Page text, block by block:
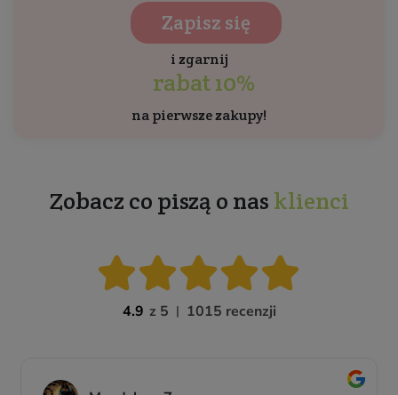
Zapisz się
i zgarnij
rabat 10%
na pierwsze zakupy!
Zobacz co piszą o nas klienci